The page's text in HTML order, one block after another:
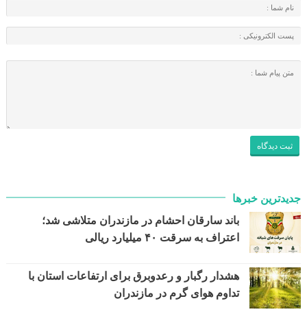
جدیدترین خبرها
باند سارقان احشام در مازندران متلاشی شد؛
اعتراف به سرقت ۴۰ میلیارد ریالی
هشدار رگبار و رعدوبرق برای ارتفاعات استان با
تداوم هوای گرم در مازندران